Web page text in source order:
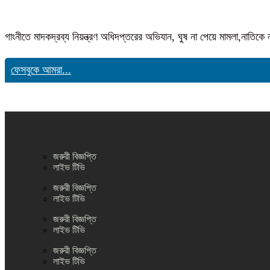
গাংনীতে মাদকদ্রব্য নিয়ন্ত্রণ অধিদপ্তরের অভিযান, ঘুষ না পেয়ে
ফেসবুকে আমরা...
জরুরী বিজ্ঞপ্তি
লাইভ টিভি
জরুরী বিজ্ঞপ্তি
লাইভ টিভি
জরুরী বিজ্ঞপ্তি
লাইভ টিভি
জরুরী বিজ্ঞপ্তি
লাইভ টিভি